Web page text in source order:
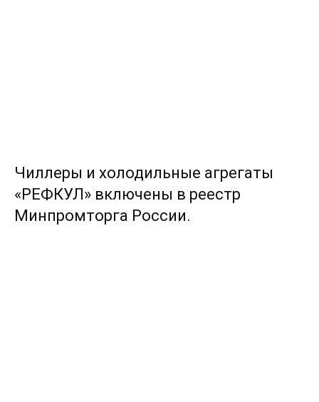
Чиллеры и холодильные агрегаты
«РЕФКУЛ» включены в реестр
Минпромторга России.